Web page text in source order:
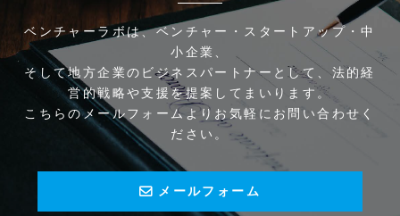
ベンチャーラボは、ベンチャー・スタートアップ・中
小企業、
そして地方企業のビジネスパートナーとして、法的経
営的戦略や支援を提案してまいります。
こちらのメールフォームよりお気軽にお問い合わせく
ださい。
メールフォーム